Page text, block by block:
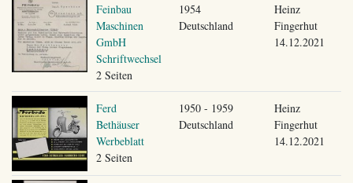
Feinbau
Maschinen
GmbH
Schriftwechsel
2 Seiten
1954
Deutschland
Heinz
Fingerhut
14.12.2021
Ferd
Bethäuser
Werbeblatt
2 Seiten
1950 - 1959
Deutschland
Heinz
Fingerhut
14.12.2021